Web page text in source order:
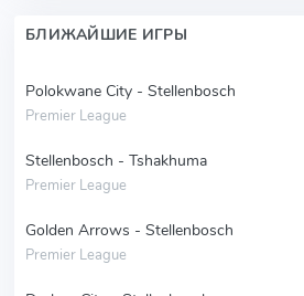
БЛИЖАЙШИЕ ИГРЫ
Polokwane City - Stellenbosch
Premier League
Stellenbosch - Tshakhuma
Premier League
Golden Arrows - Stellenbosch
Premier League